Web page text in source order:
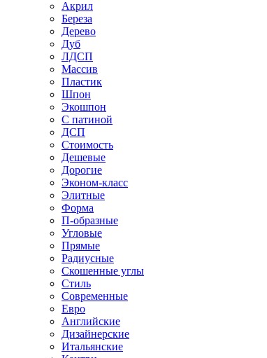
Акрил
Береза
Дерево
Дуб
ЛДСП
Массив
Пластик
Шпон
Экошпон
С патиной
ДСП
Стоимость
Дешевые
Дорогие
Эконом-класс
Элитные
Форма
П-образные
Угловые
Прямые
Радиусные
Скошенные углы
Стиль
Современные
Евро
Английские
Дизайнерские
Итальянские